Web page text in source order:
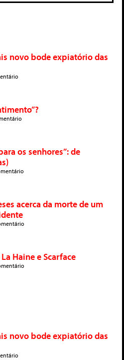
novo bode expiatório das
os senhores”: de
acerca da morte de um
Haine e Scarface
novo bode expiatório das